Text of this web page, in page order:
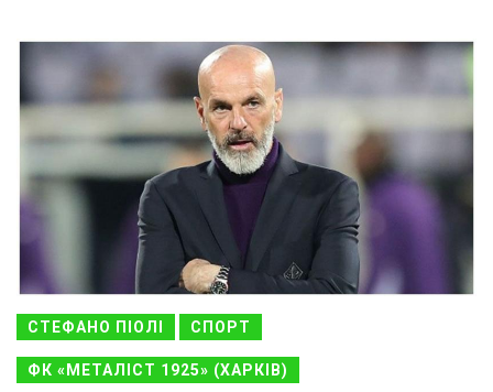
СТЕФАНО ПІОЛІ СПОРТ
ФК «МЕТАЛІСТ 1925» (ХАРКІВ)